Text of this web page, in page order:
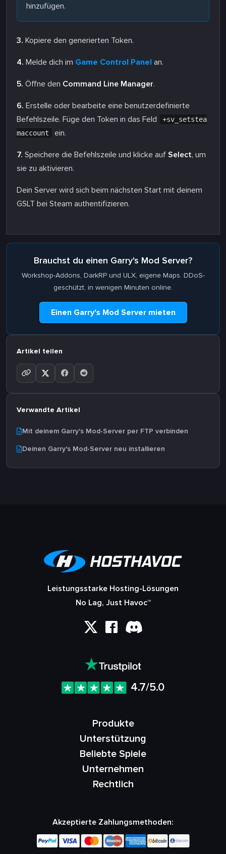
hinzufügen.
3. Kopiere den generierten Token.
4. Melde dich im Game Control Panel an.
5. Öffne den Command Line Manager.
6. Erstelle oder bearbeite eine benutzerdefinierte
Befehlszeile. Füge den Token in das Feld
+sv_setstea
maccount
ein.
7. Speichere die Befehlszeile und klicke auf Select, um
sie zu aktivieren.
Dein Server wird sich beim nächsten Start mit deinem
GSLT bei Steam authentifizieren.
Brauchst du einen Garry's Mod Server?
Workshop-Addons, DarkRP und ULX, eigene Maps. DDoS-
geschützt, in wenigen Minuten online.
Einen Garry's Mod Server mieten
Artikel teilen
Verwandte Artikel
Mit deinem Garry's Mod-Server per FTP verbinden
Deinen Garry's Mod-Server neu installieren
Leistungsstarke Hosting-Lösungen
No Lag, Just Havoc™
4.7/5.0
Produkte
Unterstützung
Beliebte Spiele
Unternehmen
Rechtlich
Akzeptierte Zahlungsmethoden: